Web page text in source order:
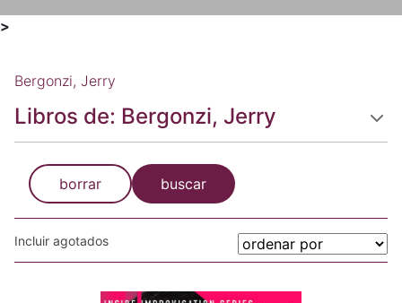
>
Bergonzi, Jerry
Libros de: Bergonzi, Jerry
borrar buscar
Incluir agotados